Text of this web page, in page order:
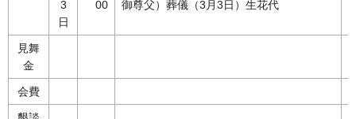
3
日
00
御尊父）葬儀（3月3日）生花代
見舞
金
会費